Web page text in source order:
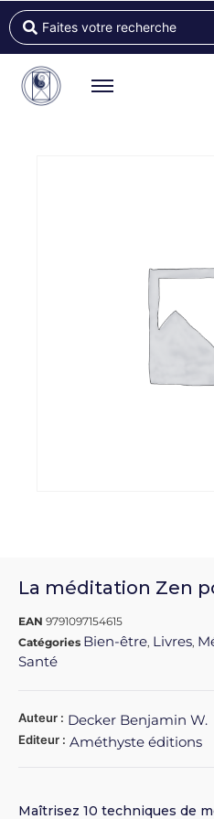
La méditation Zen
EAN 9791097154615
Catégories Bien-être, Livres,
Santé
Auteur : Decker Benjamin W.
Editeur : Améthyste éditions
Maîtrisez 10 techniques de